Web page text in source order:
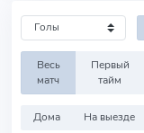
Весь
матч
Первый
тайм
Дома На выезде